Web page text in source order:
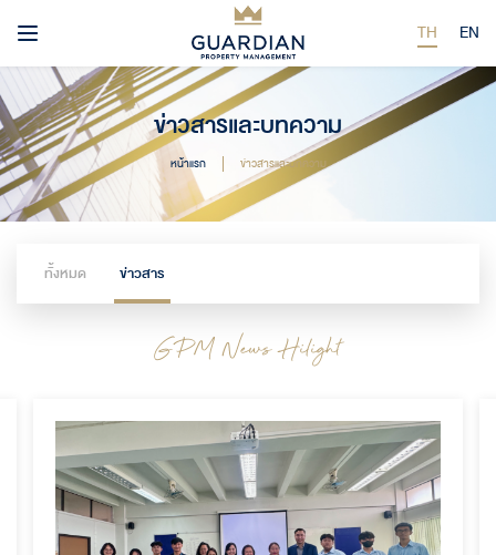
TH EN
ข่าวสารและบทความ
หน้าแรก ข่าวสารและบทความ
ทั้งหมด ข่าวสาร
GPM News Hilight